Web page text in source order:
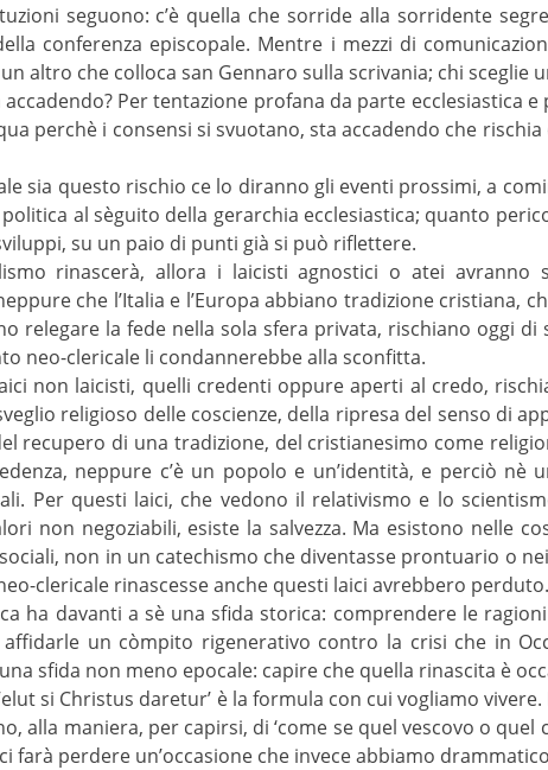
seguono: c’è quella che sorride alla sorridente
conferenza episcopale. Mentre i mezzi di
un altro che colloca san Gennaro sulla scrivania; chi
accadendo? Per tentazione profana da parte ecclesiastica
perchè i consensi si svuotano, sta accadendo che
sia questo rischio ce lo diranno gli eventi prossimi, a
al sèguito della gerarchia ecclesiastica; quanto
su un paio di punti già si può riflettere.
rinascerà, allora i laicisti agnostici o atei avranno
che l’Italia e l’Europa abbiano tradizione cristiana,
relegare la fede nella sola sfera privata, rischiano oggi
neo-clericale li condannerebbe alla sconfitta.
non laicisti, quelli credenti oppure aperti al credo,
religioso delle coscienze, della ripresa del senso di
recupero di una tradizione, del cristianesimo come
neppure c’è un popolo e un’identità, e perciò nè
Per questi laici, che vedono il relativismo e lo
non negoziabili, esiste la salvezza. Ma esistono nelle
non in un catechismo che diventasse prontuario o
clericale rinascesse anche questi laici avrebbero perduto.
ha davanti a sè una sfida storica: comprendere le
un còmpito rigenerativo contro la crisi che in
sfida non meno epocale: capire che quella rinascita è
si Christus daretur’ è la formula con cui vogliamo
alla maniera, per capirsi, di ‘come se quel vescovo o
farà perdere un’occasione che invece abbiamo